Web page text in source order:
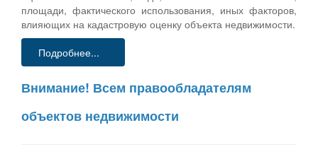
площади, фактического использования, иных факторов,
влияющих на кадастровую оценку объекта недвижимости.
Подробнее...
Внимание! Всем правообладателям
объектов недвижимости